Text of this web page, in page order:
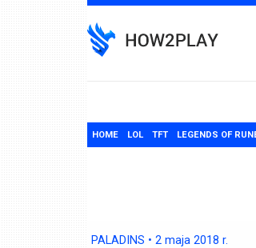
to
content
HOME LOL TFT LEGENDS OF
PALADINS • 2 maja 2018 r.